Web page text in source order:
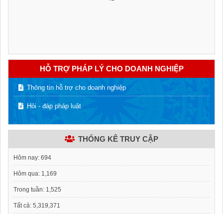
HỖ TRỢ PHÁP LÝ CHO DOANH NGHIỆP
Thông tin hỗ trợ cho doanh nghiệp
Hỏi - đáp pháp luật
THỐNG KÊ TRUY CẬP
Hôm nay: 694
Hôm qua: 1,169
Trong tuần: 1,525
Tất cả: 5,319,371